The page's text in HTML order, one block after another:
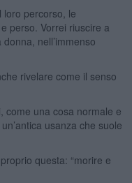
loro percorso, le
perso. Vorrei riuscire a
nell’immenso
rivelare come il senso
come una cosa normale e
usanza che suole
questa: “morire e